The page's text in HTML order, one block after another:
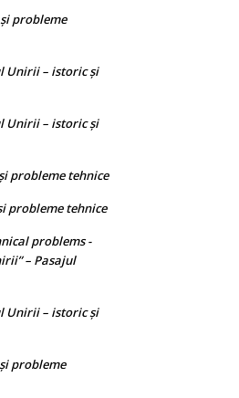
probleme
Unirii – istoric și
Unirii – istoric și
probleme tehnice
probleme tehnice
problems -
– Pasajul
Unirii – istoric și
probleme